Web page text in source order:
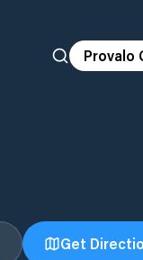
Provalo
Get